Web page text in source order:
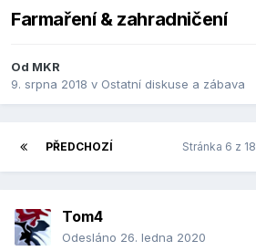
Farmaření & zahradničení
Od MKR
9. srpna 2018 v Ostatní diskuse a zábava
PŘEDCHOZÍ Stránka 6 z 18
Tom4
Odesláno 26. ledna 2020